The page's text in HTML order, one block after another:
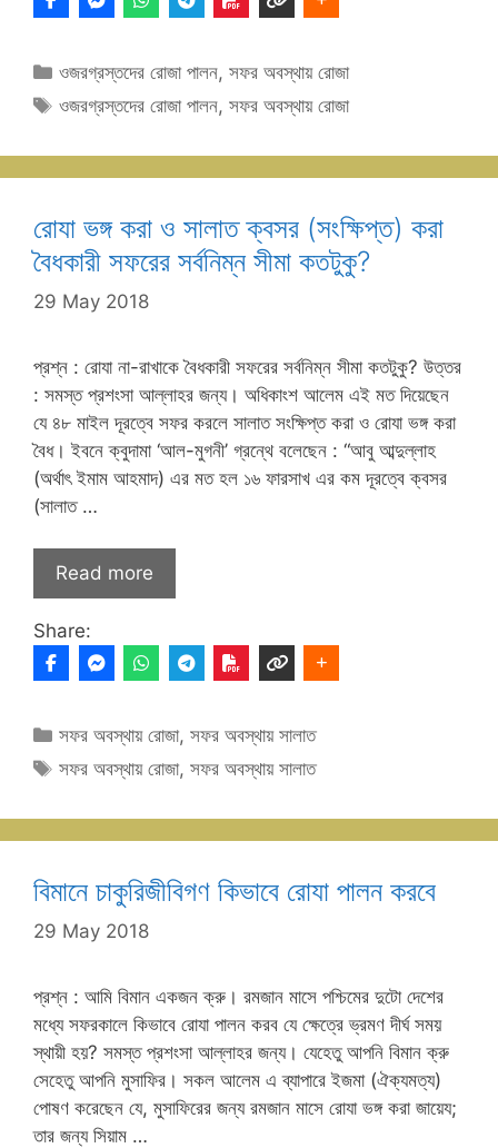
Categories
ওজরগ্রস্তদের রোজা পালন,সফর অবস্থায় রোজা
Tags
ওজরগ্রস্তদের রোজা পালন,সফর অবস্থায় রোজা
রোযা ভঙ্গ করা ও সালাত ক্বসর (সংক্ষিপ্ত) করা
বৈধকারী সফরের সর্বনিম্ন সীমা কতটুকু?
29 May 2018
প্রশ্ন : রোযা না-রাখাকে বৈধকারী সফরের সর্বনিম্ন সীমা কতটুকু? উত্তর
: সমস্ত প্রশংসা আল্লাহর জন্য। অধিকাংশ আলেম এই মত দিয়েছেন
যে ৪৮ মাইল দূরত্বে সফর করলে সালাত সংক্ষিপ্ত করা ও রোযা ভঙ্গ করা
বৈধ। ইবনে ক্বুদামা ‘আল-মুগনী’ গ্রন্থে বলেছেন : “আবু আব্দুল্লাহ
(অর্থাৎ ইমাম আহমাদ) এর মত হল ১৬ ফারসাখ এর কম দূরত্বে ক্বসর
(সালাত …
Read more
Share:
Categories
সফর অবস্থায় রোজা,সফর অবস্থায় সালাত
Tags
সফর অবস্থায় রোজা,সফর অবস্থায় সালাত
বিমানে চাকুরিজীবিগণ কিভাবে রোযা পালন করবে
29 May 2018
প্রশ্ন : আমি বিমান একজন ক্রু। রমজান মাসে পশ্চিমের দুটো দেশের
মধ্যে সফরকালে কিভাবে রোযা পালন করব যে ক্ষেত্রে ভ্রমণ দীর্ঘ সময়
স্থায়ী হয়? সমস্ত প্রশংসা আল্লাহর জন্য। যেহেতু আপনি বিমান ক্রু
সেহেতু আপনি মুসাফির। সকল আলেম এ ব্যাপারে ইজমা (ঐক্যমত্য)
পোষণ করেছেন যে, মুসাফিরের জন্য রমজান মাসে রোযা ভঙ্গ করা জায়েয;
তার জন্য সিয়াম …